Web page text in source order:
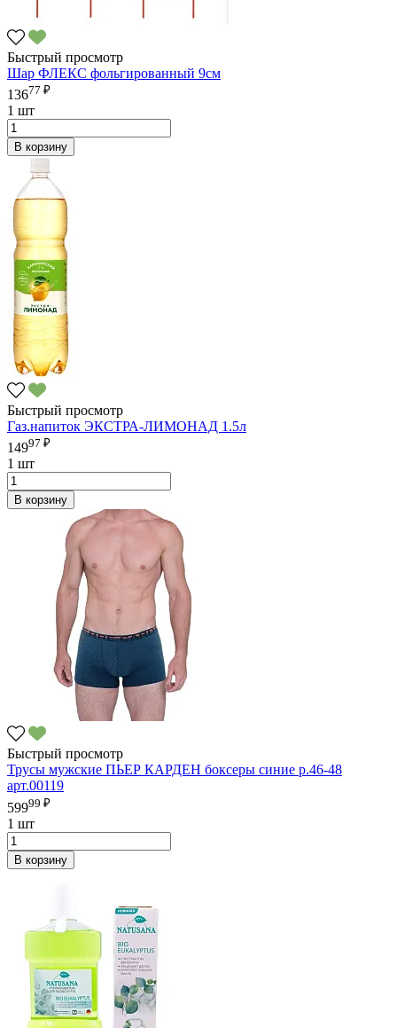
Быстрый просмотр
Шар ФЛЕКС фольгированный 9см
13677 ₽
1 шт
В корзину
Быстрый просмотр
Газ.напиток ЭКСТРА-ЛИМОНАД 1.5л
14997 ₽
1 шт
В корзину
Быстрый просмотр
Трусы мужские ПЬЕР КАРДЕН боксеры синие р.46-48
арт.00119
59999 ₽
1 шт
В корзину